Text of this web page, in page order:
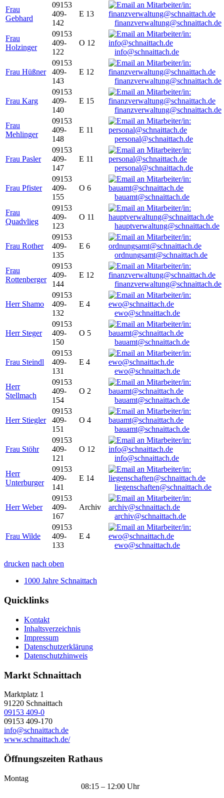
Frau
Gebhard
09153
409-
142
E 13
finanzverwaltung@schnaittach.de
Frau
Holzinger
09153
409-
122
O 12
info@schnaittach.de
Frau Hüßner
09153
409-
143
E 12
finanzverwaltung@schnaittach.de
Frau Karg
09153
409-
140
E 15
finanzverwaltung@schnaittach.de
Frau
Mehlinger
09153
409-
148
E 11
personal@schnaittach.de
Frau Pasler
09153
409-
147
E 11
personal@schnaittach.de
Frau Pfister
09153
409-
155
O 6
bauamt@schnaittach.de
Frau
Quadvlieg
09153
409-
123
O 11
hauptverwaltung@schnaittach.de
Frau Rother
09153
409-
135
E 6
ordnungsamt@schnaittach.de
Frau
Rottenberger
09153
409-
144
E 12
finanzverwaltung@schnaittach.de
Herr Shamo
09153
409-
132
E 4
ewo@schnaittach.de
Herr Steger
09153
409-
150
O 5
bauamt@schnaittach.de
Frau Steindl
09153
409-
131
E 4
ewo@schnaittach.de
Herr
Stellmach
09153
409-
154
O 2
bauamt@schnaittach.de
Herr Stiegler
09153
409-
151
O 4
bauamt@schnaittach.de
Frau Stöhr
09153
409-
121
O 12
info@schnaittach.de
Herr
Unterburger
09153
409-
141
E 14
liegenschaften@schnaittach.de
Herr Weber
09153
409-
167
Archiv
archiv@schnaittach.de
Frau Wilde
09153
409-
133
E 4
ewo@schnaittach.de
drucken nach oben
1000 Jahre Schnaittach
Quicklinks
Kontakt
Inhaltsverzeichnis
Impressum
Datenschutzerklärung
Datenschutzhinweis
Markt Schnaittach
Marktplatz 1
91220 Schnaittach
09153 409-0
09153 409-170
info@schnaittach.de
www.schnaittach.de/
Öffnungszeiten Rathaus
Montag
08:15 – 12:00 Uhr